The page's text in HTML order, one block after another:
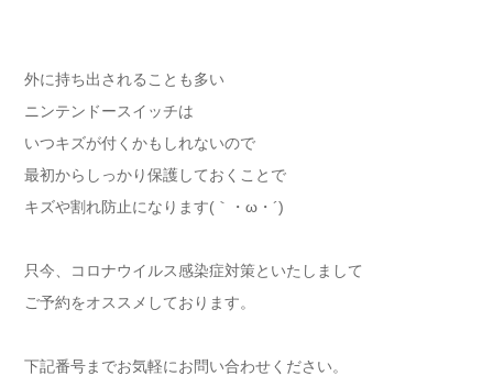
外に持ち出されることも多い
ニンテンドースイッチは
いつキズが付くかもしれないので
最初からしっかり保護しておくことで
キズや割れ防止になります(｀・ω・´)
只今、コロナウイルス感染症対策といたしまして
ご予約をオススメしております。
下記番号までお気軽にお問い合わせください。